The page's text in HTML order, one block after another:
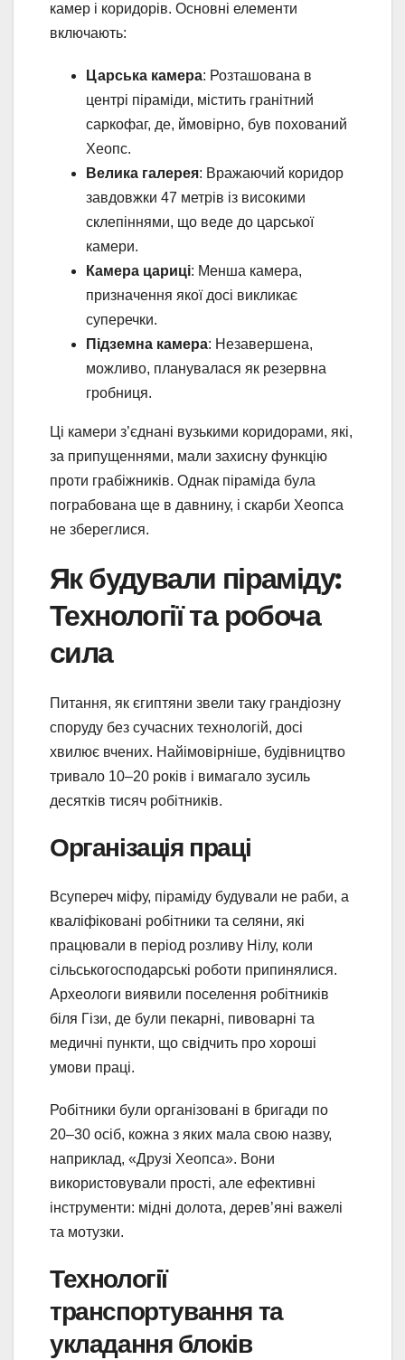
камер і коридорів. Основні елементи
включають:
Царська камера: Розташована в
центрі піраміди, містить гранітний
саркофаг, де, ймовірно, був похований
Хеопс.
Велика галерея: Вражаючий коридор
завдовжки 47 метрів із високими
склепіннями, що веде до царської
камери.
Камера цариці: Менша камера,
призначення якої досі викликає
суперечки.
Підземна камера: Незавершена,
можливо, планувалася як резервна
гробниця.
Ці камери з’єднані вузькими коридорами, які,
за припущеннями, мали захисну функцію
проти грабіжників. Однак піраміда була
пограбована ще в давнину, і скарби Хеопса
не збереглися.
Як будували піраміду:
Технології та робоча
сила
Питання, як єгиптяни звели таку грандіозну
споруду без сучасних технологій, досі
хвилює вчених. Найімовірніше, будівництво
тривало 10–20 років і вимагало зусиль
десятків тисяч робітників.
Організація праці
Всупереч міфу, піраміду будували не раби, а
кваліфіковані робітники та селяни, які
працювали в період розливу Нілу, коли
сільськогосподарські роботи припинялися.
Археологи виявили поселення робітників
біля Гізи, де були пекарні, пивоварні та
медичні пункти, що свідчить про хороші
умови праці.
Робітники були організовані в бригади по
20–30 осіб, кожна з яких мала свою назву,
наприклад, «Друзі Хеопса». Вони
використовували прості, але ефективні
інструменти: мідні долота, дерев’яні важелі
та мотузки.
Технології
транспортування та
укладання блоків